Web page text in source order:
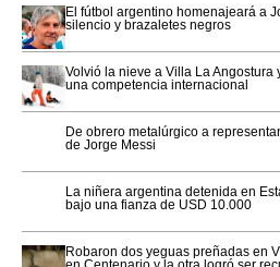
El fútbol argentino homenajeará a
silencio y brazaletes negros
Volvió la nieve a Villa La Angostura
una competencia internacional
De obrero metalúrgico a
de Jorge Messi
La niñera argentina detenida en
bajo una fianza de USD 10.000
Robaron dos yeguas preñadas en